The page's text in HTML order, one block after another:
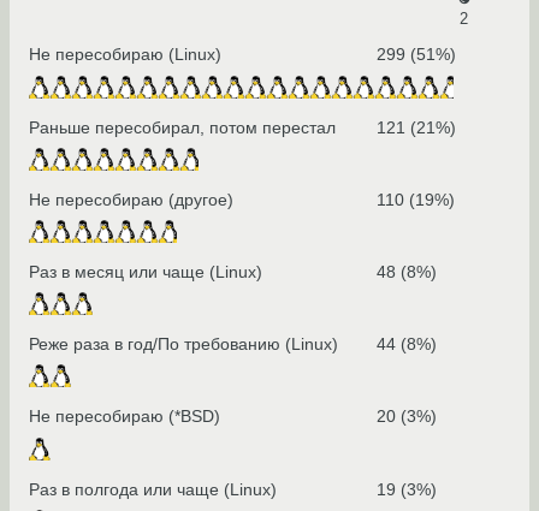
2
Не пересобираю (Linux) 299 (51%)
Раньше пересобирал, потом перестал 121 (21%)
Не пересобираю (другое) 110 (19%)
Раз в месяц или чаще (Linux) 48 (8%)
Реже раза в год/По требованию (Linux) 44 (8%)
Не пересобираю (*BSD) 20 (3%)
Раз в полгода или чаще (Linux) 19 (3%)